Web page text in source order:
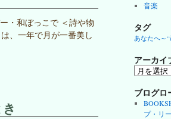
・和ぼっこで ＜詩や物
、一年で月が一番美し
音楽
タグ
あなたへ～
アーカイ
ア
カ
イ
ブログロ
プ・リ